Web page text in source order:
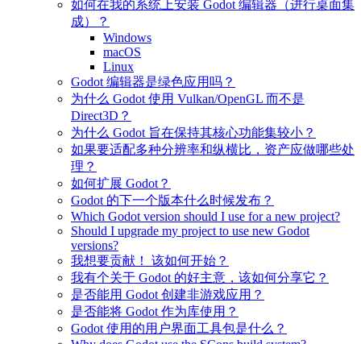
如何在我的系统上安装 Godot 编辑器（进行桌面集
成）？
Windows
macOS
Linux
Godot 编辑器是绿色应用吗？
为什么 Godot 使用 Vulkan/OpenGL 而不是
Direct3D？
为什么 Godot 旨在保持其核心功能集较小？
如果要适配多种分辨率和纵横比，资产应做哪些处
理？
如何扩展 Godot？
Godot 的下一个版本什么时候发布？
Which Godot version should I use for a new project?
Should I upgrade my project to use new Godot
versions?
我想要贡献！ 该如何开始？
我有个关于 Godot 的好主意，该如何分享它？
是否能用 Godot 创建非游戏应用？
是否能将 Godot 作为库使用？
Godot 使用的用户界面工具包是什么？